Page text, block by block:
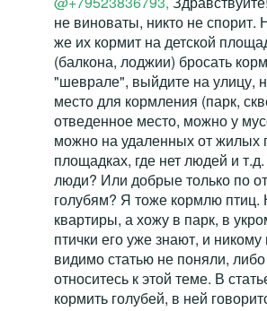
не виноваты, никто не спорит.
же их кормит на детской
(балкона, лоджии) бросать
"шеврале", выйдите на улицу,
место для кормления (парк,
отведенное место, можно у
можно на удаленных от жилых
площадках, где нет людей и
люди? Или добрые только по
голубям? Я тоже кормлю птиц.
квартиры, а хожу в парк, в
птички его уже знают, и
видимо статью не поняли,
относитесь к этой теме. В
кормить голубей, в ней